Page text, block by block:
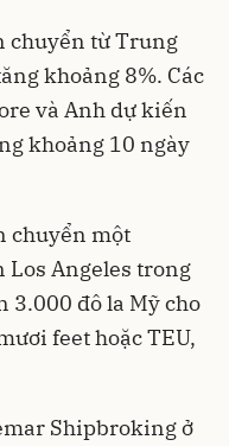
chuyển từ Trung
khoảng 8%. Các
và Anh dự kiến
khoảng 10 ngày
chuyển một
Angeles trong
3.000 đô la Mỹ cho
feet hoặc TEU,
Shipbroking ở